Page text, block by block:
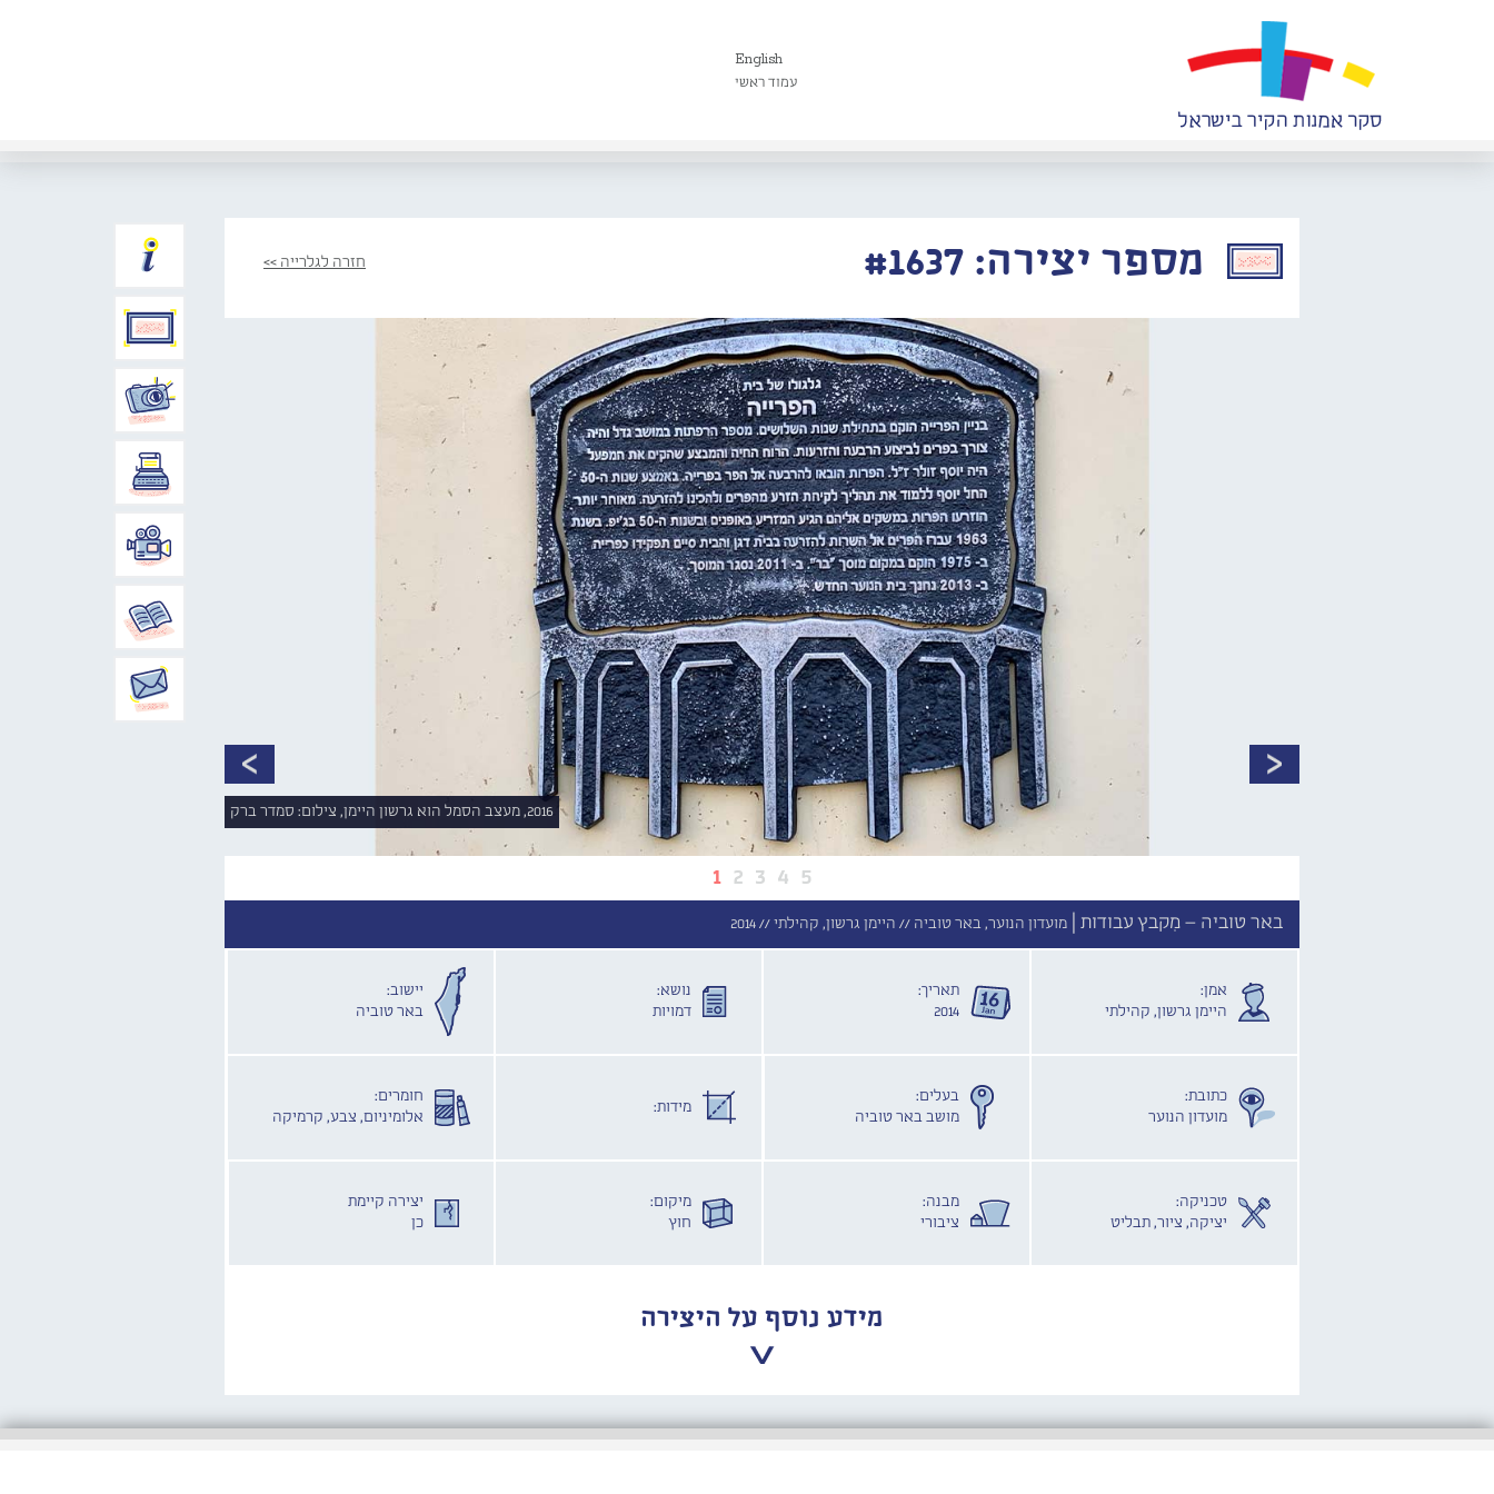
English
עמוד ראשי
מספר יצירה: #1637 חזרה לגלרייה >>
1 2 3 4 5
2016, מעצב הסמל הוא גרשון היימן, צילום: סמדר ברק
באר טוביה – מִקבץ עבודות | מועדון הנוער, באר טוביה // היימן גרשון, קהילתי //2014
אמן:
היימן גרשון, קהילתי
תאריך:
2014
נושא:
דמויות
יישוב:
באר טוביה
כתובת:
מועדון הנוער
בעלים:
מושב באר טוביה
מידות:
חומרים:
אלומיניום, צבע, קרמיקה
טכניקה:
יציקה, ציור, תבליט
מבנה:
ציבורי
מיקום:
חוץ
יצירה קיימת
כן
מידע נוסף על היצירה